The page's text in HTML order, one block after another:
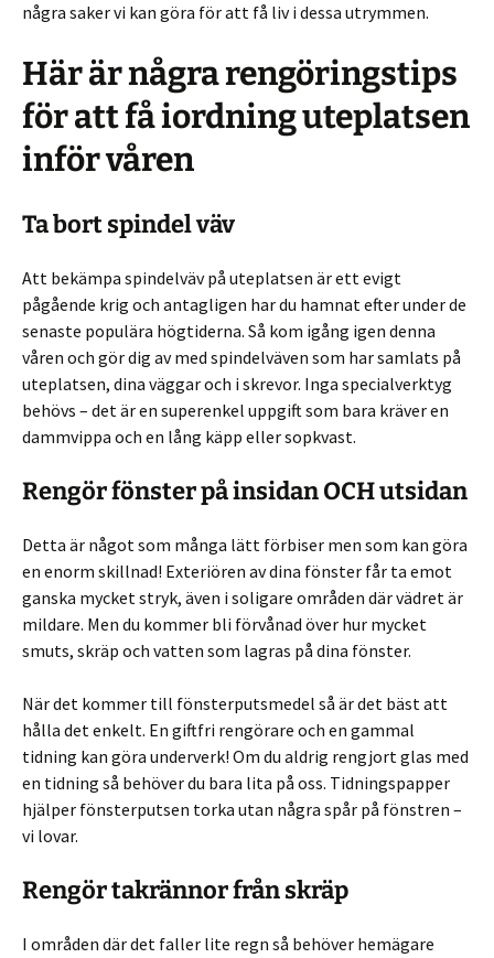
några saker vi kan göra för att få liv i dessa utrymmen.
Här är några rengöringstips
för att få iordning uteplatsen
inför våren
Ta bort spindel väv
Att bekämpa spindelväv på uteplatsen är ett evigt
pågående krig och antagligen har du hamnat efter under de
senaste populära högtiderna. Så kom igång igen denna
våren och gör dig av med spindelväven som har samlats på
uteplatsen, dina väggar och i skrevor. Inga specialverktyg
behövs – det är en superenkel uppgift som bara kräver en
dammvippa och en lång käpp eller sopkvast.
Rengör fönster på insidan OCH utsidan
Detta är något som många lätt förbiser men som kan göra
en enorm skillnad! Exteriören av dina fönster får ta emot
ganska mycket stryk, även i soligare områden där vädret är
mildare. Men du kommer bli förvånad över hur mycket
smuts, skräp och vatten som lagras på dina fönster.
När det kommer till fönsterputsmedel så är det bäst att
hålla det enkelt. En giftfri rengörare och en gammal
tidning kan göra underverk! Om du aldrig rengjort glas med
en tidning så behöver du bara lita på oss. Tidningspapper
hjälper fönsterputsen torka utan några spår på fönstren –
vi lovar.
Rengör takrännor från skräp
I områden där det faller lite regn så behöver hemägare